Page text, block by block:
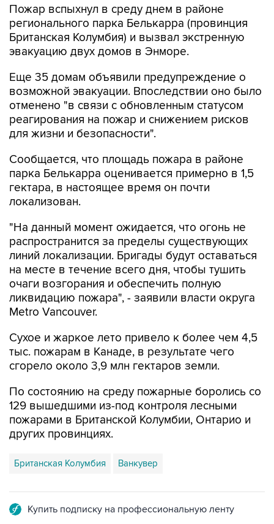
Пожар вспыхнул в среду днем в районе
регионального парка Белькарра (провинция
Британская Колумбия) и вызвал экстренную
эвакуацию двух домов в Энморе.
Еще 35 домам объявили предупреждение о
возможной эвакуации. Впоследствии оно было
отменено "в связи с обновленным статусом
реагирования на пожар и снижением рисков
для жизни и безопасности".
Сообщается, что площадь пожара в районе
парка Белькарра оценивается примерно в 1,5
гектара, в настоящее время он почти
локализован.
"На данный момент ожидается, что огонь не
распространится за пределы существующих
линий локализации. Бригады будут оставаться
на месте в течение всего дня, чтобы тушить
очаги возгорания и обеспечить полную
ликвидацию пожара", - заявили власти округа
Metro Vancouver.
Сухое и жаркое лето привело к более чем 4,5
тыс. пожарам в Канаде, в результате чего
сгорело около 3,9 млн гектаров земли.
По состоянию на среду пожарные боролись со
129 вышедшими из-под контроля лесными
пожарами в Британской Колумбии, Онтарио и
других провинциях.
Британская Колумбия Ванкувер
Купить подписку на профессиональную ленту